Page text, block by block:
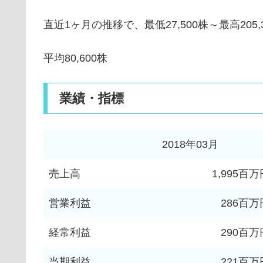
直近1ヶ月の推移で、最低27,500株～最高
平均80,600株
業績・指標
2018年03月
売上高 1,995百万
営業利益 286百万
経常利益 290百万